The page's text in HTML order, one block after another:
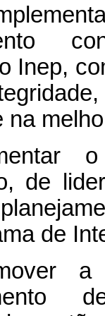
Inep,
na
o
de
de
a